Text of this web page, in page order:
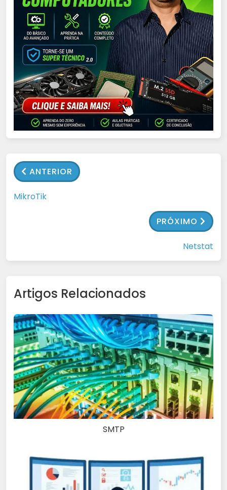
ANTERIOR
MikroTik
PRÓXIMO
Netstat
Artigos Relacionados
SMTP